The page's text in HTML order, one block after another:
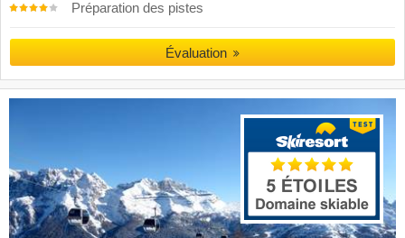
Préparation des pistes
Évaluation